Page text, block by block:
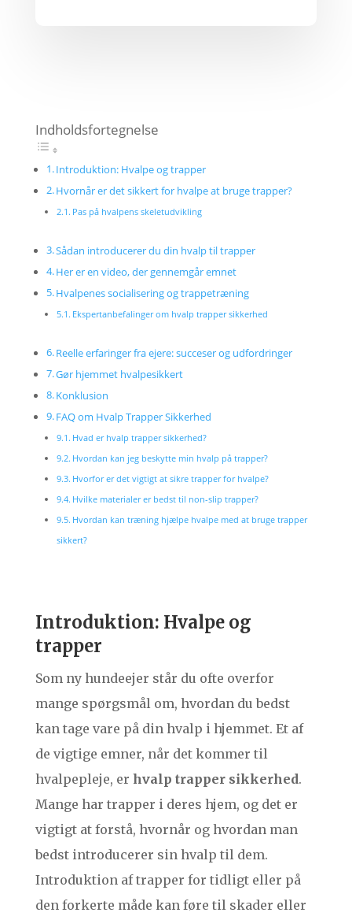
Indholdsfortegnelse
Introduktion: Hvalpe og trapper
Hvornår er det sikkert for hvalpe at bruge trapper?
Pas på hvalpens skeletudvikling
Sådan introducerer du din hvalp til trapper
Her er en video, der gennemgår emnet
Hvalpenes socialisering og trappetræning
Ekspertanbefalinger om hvalp trapper sikkerhed
Reelle erfaringer fra ejere: succeser og udfordringer
Gør hjemmet hvalpesikkert
Konklusion
FAQ om Hvalp Trapper Sikkerhed
Hvad er hvalp trapper sikkerhed?
Hvordan kan jeg beskytte min hvalp på trapper?
Hvorfor er det vigtigt at sikre trapper for hvalpe?
Hvilke materialer er bedst til non-slip trapper?
Hvordan kan træning hjælpe hvalpe med at bruge trapper
sikkert?
Introduktion: Hvalpe og
trapper
Som ny hundeejer står du ofte overfor
mange spørgsmål om, hvordan du bedst
kan tage vare på din hvalp i hjemmet. Et af
de vigtige emner, når det kommer til
hvalpepleje, er hvalp trapper sikkerhed.
Mange har trapper i deres hjem, og det er
vigtigt at forstå, hvornår og hvordan man
bedst introducerer sin hvalp til dem.
Introduktion af trapper for tidligt eller på
den forkerte måde kan føre til skader eller